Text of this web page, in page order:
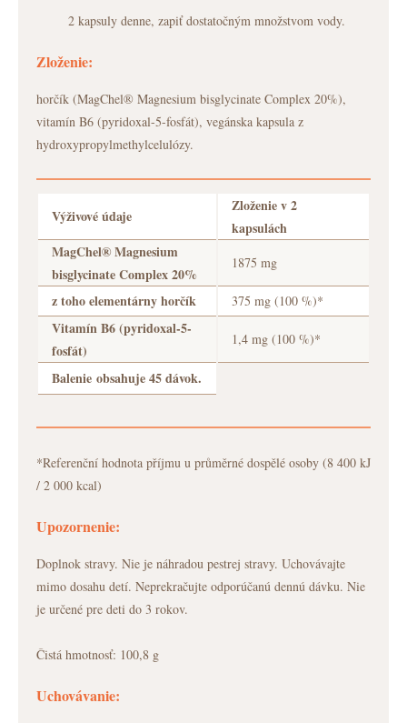
2 kapsuly denne, zapiť dostatočným množstvom vody.
Zloženie:
horčík (MagChel® Magnesium bisglycinate Complex 20%),
vitamín B6 (pyridoxal-5-fosfát), vegánska kapsula z
hydroxypropylmethylcelulózy.
Výživové údaje
Zloženie v 2
kapsulách
MagChel® Magnesium
bisglycinate Complex 20%
1875 mg
z toho elementárny horčík 375 mg (100 %)*
Vitamín B6 (pyridoxal-5-
fosfát)
1,4 mg (100 %)*
Balenie obsahuje 45 dávok.
*Referenční hodnota příjmu u průměrné dospělé osoby (8 400 kJ
/ 2 000 kcal)
Upozornenie:
Doplnok stravy. Nie je náhradou pestrej stravy. Uchovávajte
mimo dosahu detí. Neprekračujte odporúčanú dennú dávku. Nie
je určené pre deti do 3 rokov.
Čistá hmotnosť: 100,8 g
Uchovávanie: